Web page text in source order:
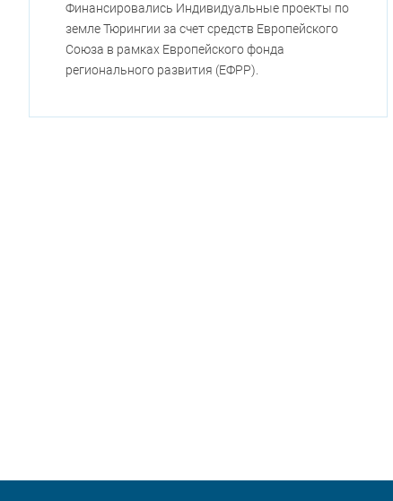
Финансировались Индивидуальные проекты по
земле Тюрингии за счет средств Европейского
Союза в рамках Европейского фонда
регионального развития (ЕФРР).